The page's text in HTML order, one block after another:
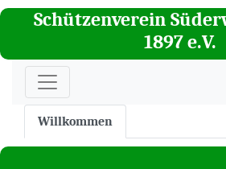
Schützenverein
1897 e.V.
Willkommen